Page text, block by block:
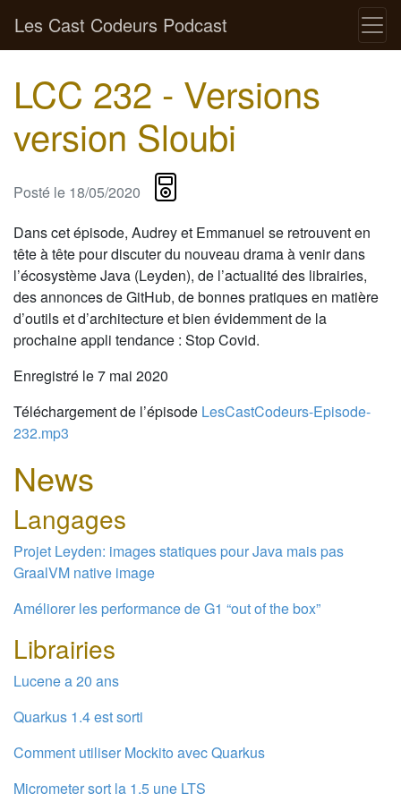
Les Cast Codeurs Podcast
LCC 232 - Versions
version Sloubi
Posté le 18/05/2020
Dans cet épisode, Audrey et Emmanuel se retrouvent en
tête à tête pour discuter du nouveau drama à venir dans
l’écosystème Java (Leyden), de l’actualité des librairies,
des annonces de GitHub, de bonnes pratiques en matière
d’outils et d’architecture et bien évidemment de la
prochaine appli tendance : Stop Covid.
Enregistré le 7 mai 2020
Téléchargement de l’épisode LesCastCodeurs-Episode-
232.mp3
News
Langages
Projet Leyden: images statiques pour Java mais pas
GraalVM native image
Améliorer les performance de G1 “out of the box”
Librairies
Lucene a 20 ans
Quarkus 1.4 est sorti
Comment utiliser Mockito avec Quarkus
Micrometer sort la 1.5 une LTS